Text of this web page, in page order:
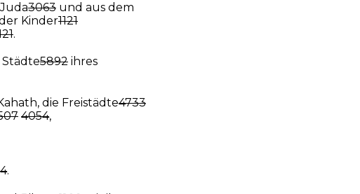
Juda3063 und aus dem
Kinder1121
.
5892 ihres
die Freistädte4733
4054,
.